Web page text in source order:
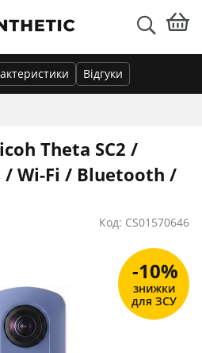
Відгуки
Theta SC2 /
/ Wi-Fi / Bluetooth /
Код: CS01570646
-10%
знижки
для ЗСУ